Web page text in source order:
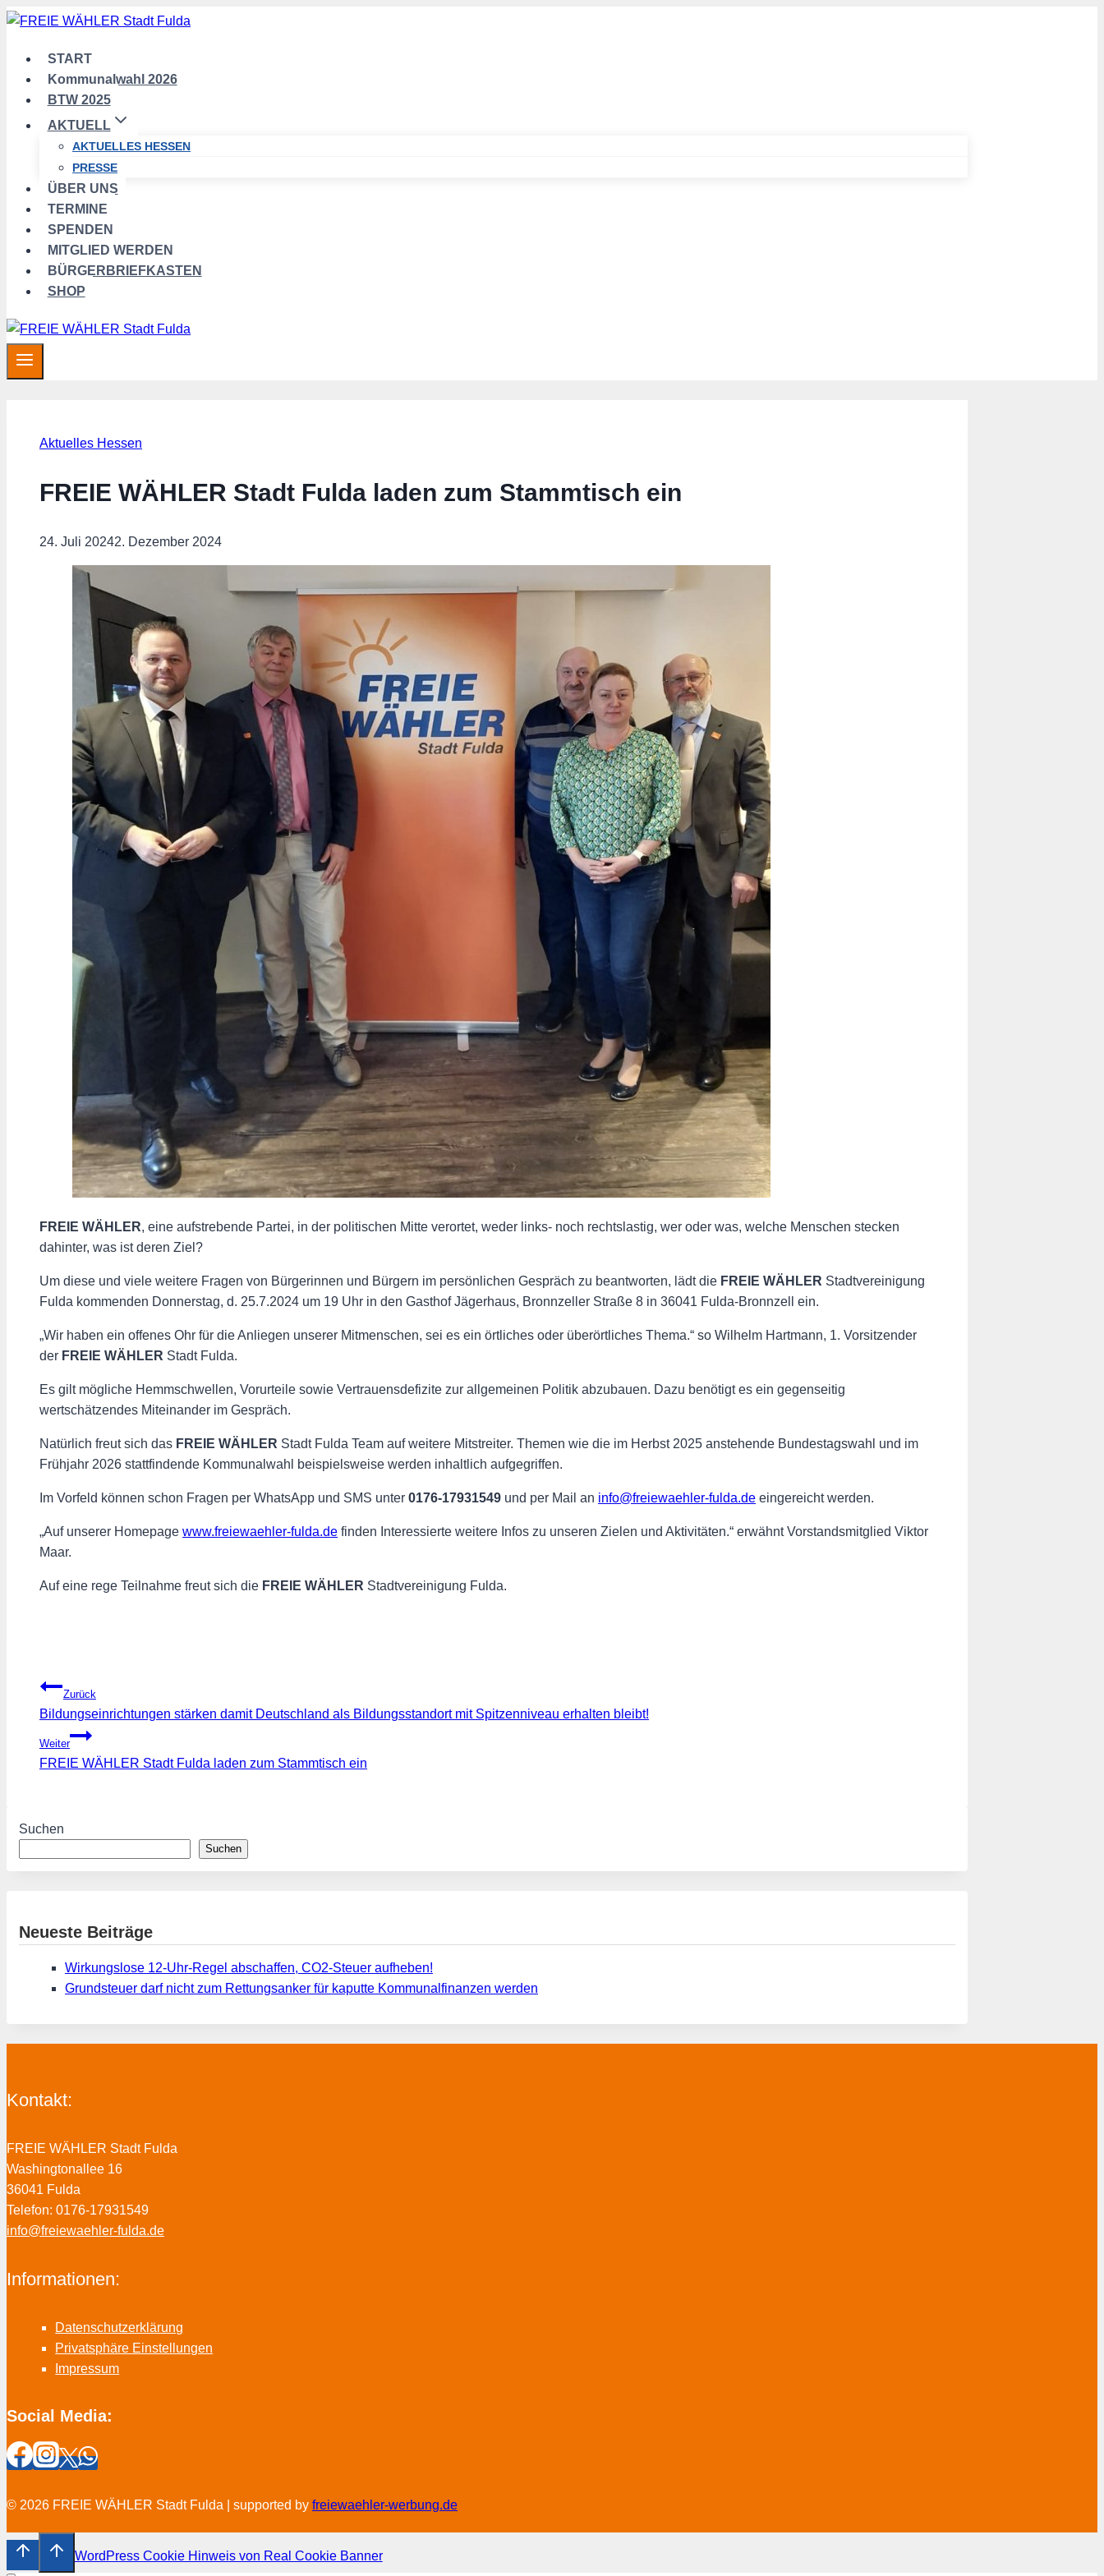
Zum
springenSTART
Kommunalwahl 2026
BTW 2025
AKTUELL
AKTUELLES HESSEN
PRESSE
ÜBER UNS
TERMINE
SPENDEN
MITGLIED WERDEN
BÜRGERBRIEFKASTEN
SHOP
Aktuelles Hessen
FREIE WÄHLER Stadt Fulda laden zum Stammtisch ein
24. Juli 20242. Dezember 2024
FREIE WÄHLER, eine aufstrebende Partei, in der politischen Mitte verortet, weder links- noch rechtslastig, wer oder was, welche Menschen stecken
dahinter, was ist deren Ziel?
Um diese und viele weitere Fragen von Bürgerinnen und Bürgern im persönlichen Gespräch zu beantworten, lädt die FREIE WÄHLER Stadtvereinigung
Fulda kommenden Donnerstag, d. 25.7.2024 um 19 Uhr in den Gasthof Jägerhaus, Bronnzeller Straße 8 in 36041 Fulda-Bronnzell ein.
„Wir haben ein offenes Ohr für die Anliegen unserer Mitmenschen, sei es ein örtliches oder überörtliches Thema.“ so Wilhelm Hartmann, 1. Vorsitzender
der FREIE WÄHLER Stadt Fulda.
Es gilt mögliche Hemmschwellen, Vorurteile sowie Vertrauensdefizite zur allgemeinen Politik abzubauen. Dazu benötigt es ein gegenseitig
wertschätzendes Miteinander im Gespräch.
Natürlich freut sich das FREIE WÄHLER Stadt Fulda Team auf weitere Mitstreiter. Themen wie die im Herbst 2025 anstehende Bundestagswahl und im
Frühjahr 2026 stattfindende Kommunalwahl beispielsweise werden inhaltlich aufgegriffen.
Im Vorfeld können schon Fragen per WhatsApp und SMS unter 0176-17931549 und per Mail an info@freiewaehler-fulda.de eingereicht werden.
„Auf unserer Homepage www.freiewaehler-fulda.de finden Interessierte weitere Infos zu unseren Zielen und Aktivitäten.“ erwähnt Vorstandsmitglied Viktor
Maar.
Auf eine rege Teilnahme freut sich die FREIE WÄHLER Stadtvereinigung Fulda.
Beitragsnavigation
Zurück
Bildungseinrichtungen stärken damit Deutschland als Bildungsstandort mit Spitzenniveau erhalten bleibt!
Weiter
FREIE WÄHLER Stadt Fulda laden zum Stammtisch ein
Suchen
Suchen
Neueste Beiträge
Wirkungslose 12-Uhr-Regel abschaffen, CO2-Steuer aufheben!
Grundsteuer darf nicht zum Rettungsanker für kaputte Kommunalfinanzen werden
Kontakt:
FREIE WÄHLER Stadt Fulda
Washingtonallee 16
36041 Fulda
Telefon: 0176-17931549
info@freiewaehler-fulda.de
Informationen:
Datenschutzerklärung
Privatsphäre Einstellungen
Impressum
Social Media:
© 2026 FREIE WÄHLER Stadt Fulda | supported by freiewaehler-werbung.de
WordPress Cookie Hinweis von Real Cookie Banner